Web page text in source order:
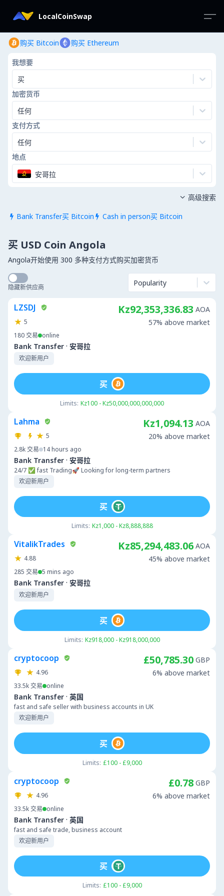
LocalCoinSwap
购买 Bitcoin 购买 Ethereum
我想要
买
加密货币
任何
支付方式
任何
地点
安哥拉
 Bank Transfer买 Bitcoin  Cash in person买 Bitcoin
 高级搜索
买 USD Coin Angola
Angola开始使用 300 多种支付方式购买加密货币
隐藏新供应商 Popularity
LZSDJ
5
180交易 online
Bank Transfer · 安哥拉
欢迎新用户
Kz92,353,336.83 AOA
57% above market
Limits: Kz100 - Kz50,000,000,000,000
买
Lahma
5
2.8k交易 14 hours ago
Bank Transfer · 安哥拉
24/7 ✅ fast Trading🚀 Looking for long-term partners
欢迎新用户
Kz1,094.13 AOA
20% above market
Limits: Kz1,000 - Kz8,888,888
买
VitalikTrades
4.88
285 交易 5 mins ago
Bank Transfer · 安哥拉
欢迎新用户
Kz85,294,483.06 AOA
45% above market
Limits: Kz918,000 - Kz918,000,000
买
cryptocoop
4.96
33.5k交易 online
Bank Transfer · 英国
fast and safe seller with business accounts in UK
欢迎新用户
£50,785.30 GBP
6% above market
Limits: £100 - £9,000
买
cryptocoop
4.96
33.5k交易 online
Bank Transfer · 英国
fast and safe trade, business account
欢迎新用户
£0.78 GBP
6% above market
Limits: £100 - £9,000
买